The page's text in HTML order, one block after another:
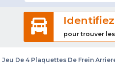
pour trouver
Jeu De 4 Plaquettes De Frein